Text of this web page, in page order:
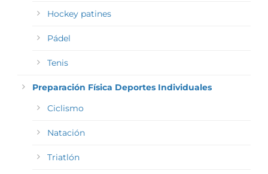
Hockey patines
Pádel
Tenis
Preparación Física Deportes Individuales
Ciclismo
Natación
Triatlón